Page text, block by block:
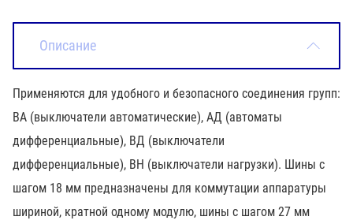
Описание
Применяются для удобного и безопасного соединения групп:
ВА (выключатели автоматические), АД (автоматы
дифференциальные), ВД (выключатели
дифференциальные), ВН (выключатели нагрузки). Шины с
шагом 18 мм предназначены для коммутации аппаратуры
шириной, кратной одному модулю, шины с шагом 27 мм